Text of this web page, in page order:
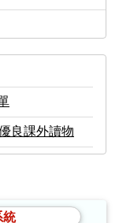
良課外讀物
統